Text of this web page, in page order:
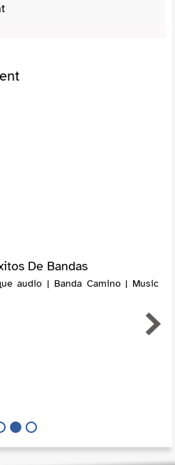
De Bandas
audio | Banda Camino | Music